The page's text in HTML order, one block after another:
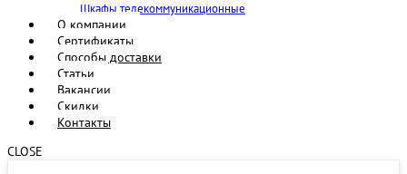
Шкафы телекоммуникационные
О компании
Сертификаты
Способы доставки
Статьи
Вакансии
Скидки
Контакты
CLOSE